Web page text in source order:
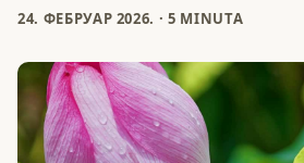
24. ФЕБРУАР 2026. ·5 MINUTA